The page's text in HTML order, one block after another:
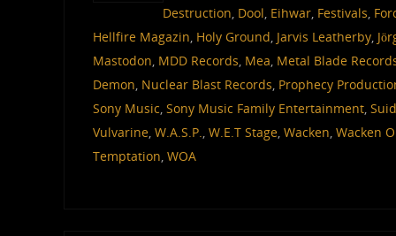
Destruction, Dool, Eihwar, Festivals,
Hellfire Magazin, Holy Ground, Jarvis Leatherby,
Mastodon, MDD Records, Mea, Metal Blade
Demon, Nuclear Blast Records, Prophecy
Sony Music, Sony Music Family Entertainment,
Vulvarine, W.A.S.P., W.E.T Stage, Wacken, Wacken
Temptation, WOA